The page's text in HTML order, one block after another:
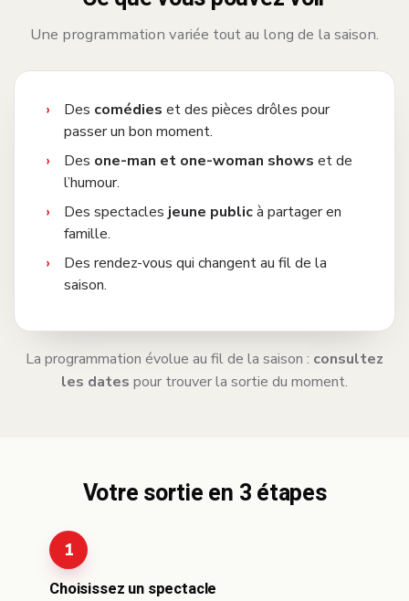
Une programmation variée tout au long de la saison.
Des comédies et des pièces drôles pour
passer un bon moment.
Des one-man et one-woman shows et de
l’humour.
Des spectacles jeune publicà partager en
famille.
Des rendez-vous qui changent au fil de la
saison.
La programmation évolue au fil de la saison : consultez
les dates pour trouver la sortie du moment.
Votre sortie en 3 étapes
Choisissez un spectacle